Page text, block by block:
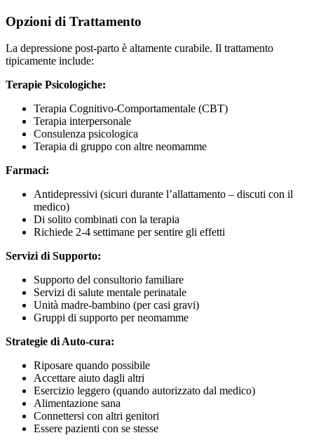
Opzioni di Trattamento
La depressione post-parto è altamente curabile. Il trattamento
tipicamente include:
Terapie Psicologiche:
Terapia Cognitivo-Comportamentale (CBT)
Terapia interpersonale
Consulenza psicologica
Terapia di gruppo con altre neomamme
Farmaci:
Antidepressivi (sicuri durante l’allattamento – discuti con il
medico)
Di solito combinati con la terapia
Richiede 2-4 settimane per sentire gli effetti
Servizi di Supporto:
Supporto del consultorio familiare
Servizi di salute mentale perinatale
Unità madre-bambino (per casi gravi)
Gruppi di supporto per neomamme
Strategie di Auto-cura:
Riposare quando possibile
Accettare aiuto dagli altri
Esercizio leggero (quando autorizzato dal medico)
Alimentazione sana
Connettersi con altri genitori
Essere pazienti con se stesse